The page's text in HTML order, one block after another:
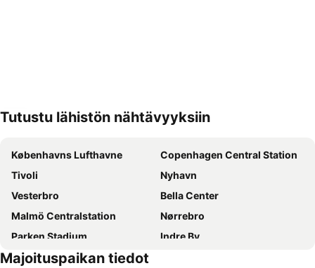
Tutustu lähistön nähtävyyksiin
Københavns Lufthavne
Copenhagen Central Station
Tivoli
Nyhavn
Vesterbro
Bella Center
Malmö Centralstation
Nørrebro
Parken Stadium
Indre By
Nørreport station
Majoituspaikan tiedot